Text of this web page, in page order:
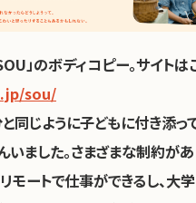
」のボディコピー。サイトは
sou/
同じように子どもに付き添っ
ました。さまざまな制約があ
モートで仕事ができるし、大学